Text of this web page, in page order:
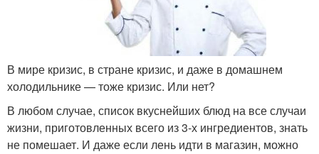
В мире кризис, в стране кризис, и даже в домашнем
холодильнике — тоже кризис. Или нет?
В любом случае, список вкуснейших блюд на все случаи
жизни, приготовленных всего из 3-х ингредиентов, знать
не помешает. И даже если лень идти в магазин, можно